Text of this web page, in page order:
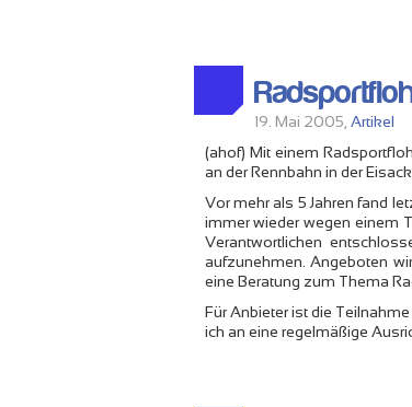
19. Mai 2005, Artikel
(ahof) Mit einem
an der Rennbahn in der
Vor mehr als 5 Jahren fand
immer wieder wegen einem
Verantwortlichen
aufzunehmen. Angeboten
eine Beratung zum Thema
Für Anbieter ist die
ich an eine regelmäßige